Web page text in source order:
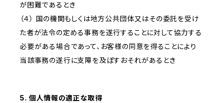
が困難であるとき
（４） 国の機関もしくは地方公共団体又はその委託を受け
た者が法令の定める事務を遂行することに対して協力する
必要がある場合であって、お客様の同意を得ることにより
当該事務の遂行に支障を及ぼすおそれがあるとき
5. 個人情報の適正な取得